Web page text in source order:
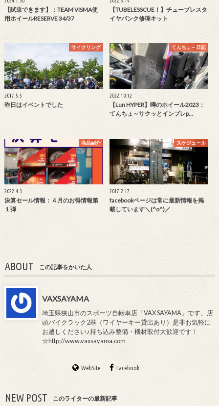
【試乗できます】：TEAM VISMA使
用ホイールRESERVE 34/37
【TUBELESSCUE！】チューブレスタ
イヤパンク修理キット
サイクリング
2017.5.5
昨日はイベントでした
てんちょ～日記
2022.10.12
【Lun HYPER】噂のホイール2023：
てんちょ～サクッとインプレp…
商品紹介
2022.4.3
決算セール情報：４月のお得情報第
１弾
スケジュール
2017.2.17
facebookページは常に最新情報を掲
載しています＼(^o^)／
ABOUT この記事をかいた人
VAXSAYAMA
埼玉県狭山市のスポーツ自転車店「VAX SAYAMA」です。店
頭バイクラック2基（ワイヤーキー貸出あり）是非お気軽に
お越しください♪持ち込み整備・機材取付大歓迎です！
☆http://www.vaxsayama.com
WebSite Facebook
NEW POST このライターの最新記事